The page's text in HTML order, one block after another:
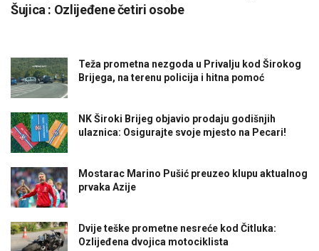
Šujica : Ozlijeđene četiri osobe
Teža prometna nezgoda u Privalju kod Širokog
Brijega, na terenu policija i hitna pomoć
NK Široki Brijeg objavio prodaju godišnjih
ulaznica: Osigurajte svoje mjesto na Pecari!
Mostarac Marino Pušić preuzeo klupu aktualnog
prvaka Azije
Dvije teške prometne nesreće kod Čitluka:
Ozlijeđena dvojica motociklista